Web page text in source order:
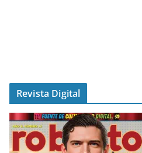
Revista Digital